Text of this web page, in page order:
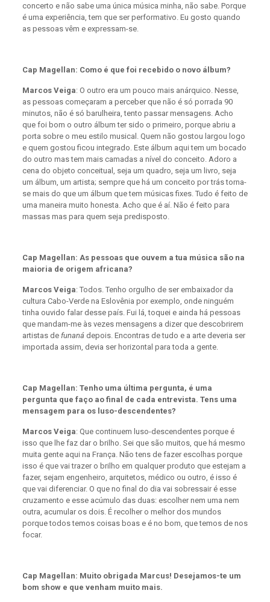
concerto e não sabe uma única música minha, não sabe. Porque
é uma experiência, tem que ser performativo. Eu gosto quando
as pessoas vêm e expressam-se.
Cap Magellan: Como é que foi recebido o novo álbum?
Marcos Veiga: O outro era um pouco mais anárquico. Nesse,
as pessoas começaram a perceber que não é só porrada 90
minutos, não é só barulheira, tento passar mensagens. Acho
que foi bom o outro álbum ter sido o primeiro, porque abriu a
porta sobre o meu estilo musical. Quem não gostou largou logo
e quem gostou ficou integrado. Este álbum aqui tem um bocado
do outro mas tem mais camadas a nível do conceito. Adoro a
cena do objeto conceitual, seja um quadro, seja um livro, seja
um álbum, um artista; sempre que há um conceito por trás torna-
se mais do que um álbum que tem músicas fixes. Tudo é feito de
uma maneira muito honesta. Acho que é aí. Não é feito para
massas mas para quem seja predisposto.
Cap Magellan: As pessoas que ouvem a tua música são na
maioria de origem africana?
Marcos Veiga: Todos. Tenho orgulho de ser embaixador da
cultura Cabo-Verde na Eslovênia por exemplo, onde ninguém
tinha ouvido falar desse país. Fui lá, toquei e ainda há pessoas
que mandam-me às vezes mensagens a dizer que descobrirem
artistas de funaná depois. Encontras de tudo e a arte deveria ser
importada assim, devia ser horizontal para toda a gente.
Cap Magellan: Tenho uma última pergunta, é uma
pergunta que faço ao final de cada entrevista. Tens uma
mensagem para os luso-descendentes?
Marcos Veiga: Que continuem luso-descendentes porque é
isso que lhe faz dar o brilho. Sei que são muitos, que há mesmo
muita gente aqui na França. Não tens de fazer escolhas porque
isso é que vai trazer o brilho em qualquer produto que estejam a
fazer, sejam engenheiro, arquitetos, médico ou outro, é isso é
que vai diferenciar. O que no final do dia vai sobressair é esse
cruzamento e esse acúmulo das duas: escolher nem uma nem
outra, acumular os dois. É recolher o melhor dos mundos
porque todos temos coisas boas e é no bom, que temos de nos
focar.
Cap Magellan: Muito obrigada Marcus! Desejamos-te um
bom show e que venham muito mais.